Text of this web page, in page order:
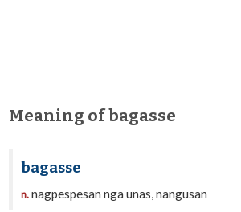
Meaning of bagasse
bagasse
n.nagpespesan nga unas, nangusan